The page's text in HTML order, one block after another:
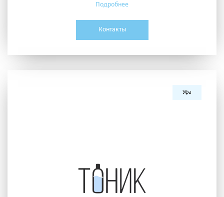
Подробнее
Контакты
Уфа